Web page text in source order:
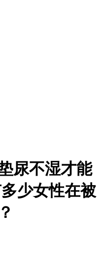
尿不湿才能
少女性在被